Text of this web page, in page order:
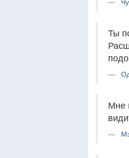
Ты
Мне